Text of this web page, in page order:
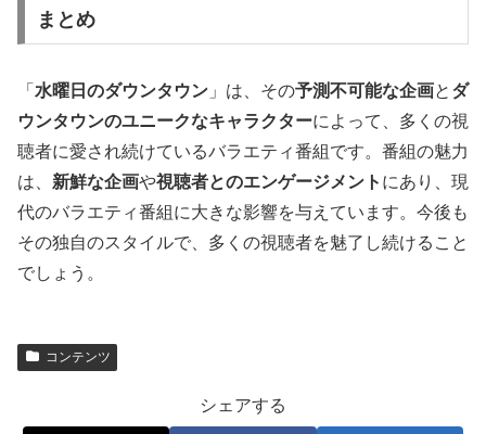
まとめ
「 水曜日のダウンタウン 」は、その予測不可能な企画と ダ
ウンタウンのユニークなキャラクターによって、多くの視
聴者に愛され続けているバラエティ番組です。番組の魅力
は、 新鮮な企画や視聴者とのエンゲージメント にあり、現
代のバラエティ番組に大きな影響を与えています。今後も
その独自のスタイルで、多くの視聴者を魅了し続けること
でしょう。
コンテンツ
シェアする